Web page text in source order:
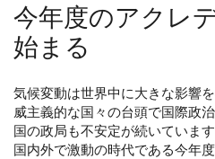
今年度のアクレ
始まる
気候変動は世界中に大きな影響
威主義的な国々の台頭で国際政
国の政局も不安定が続いています
国内外で激動の時代である今年